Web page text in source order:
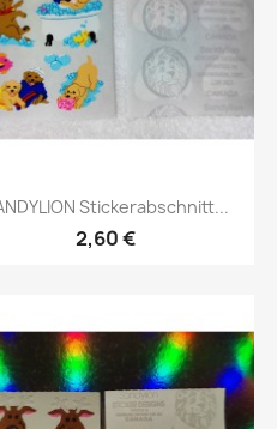
Stickerabschnitt...
2,60 €